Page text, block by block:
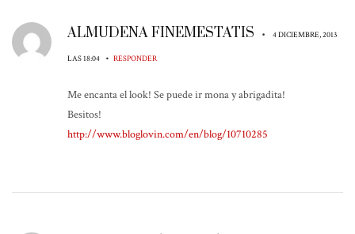
ALMUDENA FINEMESTATIS • 4 DICIEMBRE, 2013
LAS 18:04 • RESPONDER
Me encanta el look! Se puede ir mona y abrigadita!
Besitos!
http://www.bloglovin.com/en/blog/10710285